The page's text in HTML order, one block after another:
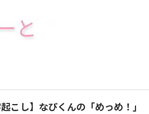
起こし】なぴくんの「めっめ！｣